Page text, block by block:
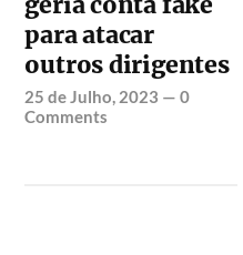
para atacar
outros dirigentes
25 de Julho, 2023 —0
Comments